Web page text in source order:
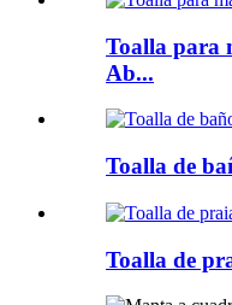
Toalla para
Ab...
Toalla de
Toalla de